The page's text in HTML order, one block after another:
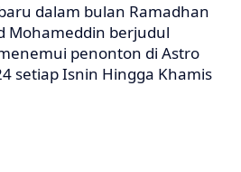
dalam bulan Ramadhan
Mohameddin berjudul
penonton di Astro
setiap Isnin Hingga Khamis